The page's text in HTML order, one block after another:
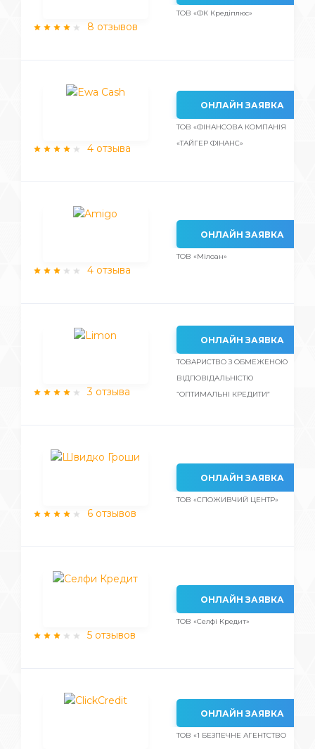
8 отзывов
ТОВ «ФК Кредіплюс»
4 отзыва
ОНЛАЙН ЗАЯВКА
ТОВ «ФІНАНСОВА КОМПАНІЯ
«ТАЙГЕР ФІНАНС»
4 отзыва
ОНЛАЙН ЗАЯВКА
ТОВ «Мілоан»
3 отзыва
ОНЛАЙН ЗАЯВКА
ТОВАРИСТВО З ОБМЕЖЕНОЮ
ВІДПОВІДАЛЬНІСТЮ
“ОПТИМАЛЬНІ КРЕДИТИ”
6 отзывов
ОНЛАЙН ЗАЯВКА
ТОВ «СПОЖИВЧИЙ ЦЕНТР»
5 отзывов
ОНЛАЙН ЗАЯВКА
ТОВ «Селфі Кредит»
ОНЛАЙН ЗАЯВКА
ТОВ «1 БЕЗПЕЧНЕ АГЕНТСТВО